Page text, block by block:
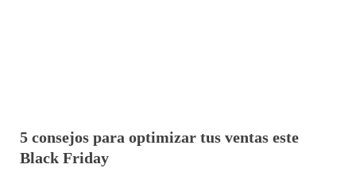
5 consejos para optimizar tus ventas este
Black Friday